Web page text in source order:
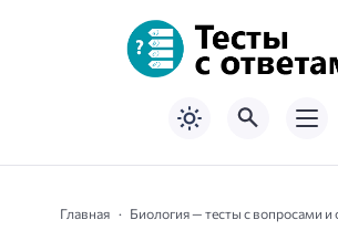
Главная Биология — тесты с вопросами и